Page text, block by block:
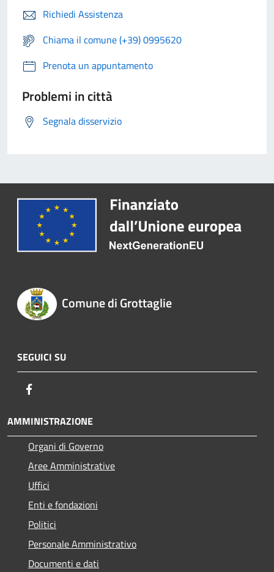
Richiedi Assistenza
Chiama il comune (+39) 0995620
Prenota un appuntamento
Problemi in città
Segnala disservizio
Comune di Grottaglie
SEGUICI SU
AMMINISTRAZIONE
Organi di Governo
Aree Amministrative
Uffici
Enti e fondazioni
Politici
Personale Amministrativo
Documenti e dati